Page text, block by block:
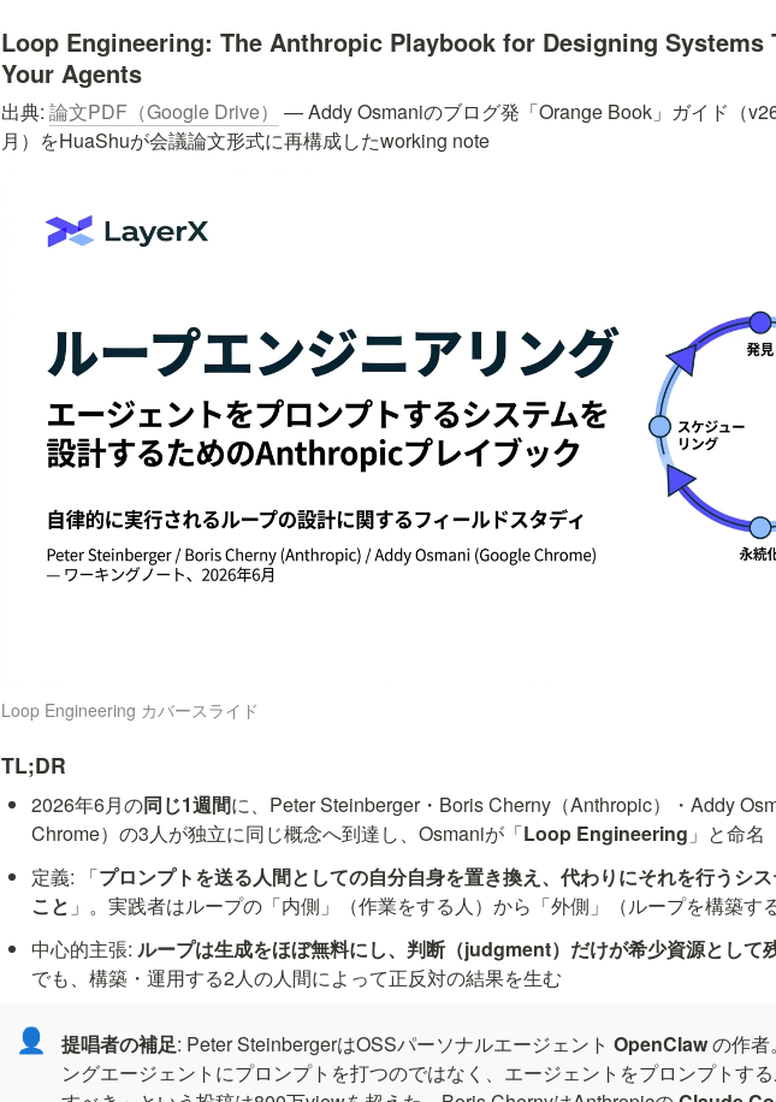
Loop Engineering: The Anthropic Playbook for Designing Systems
Your Agents
出典: 論文PDF（Google Drive）
— Addy Osmaniのブログ発「Orange Book」ガイド（
月）をHuaShuが会議論文形式に再構成したworking note
Loop Engineering カバースライド
TL;DR
2026年6月の同じ1週間に、Peter Steinberger・Boris Cherny（Anthropic）・Addy
Chrome）の3人が独立に同じ概念へ到達し、Osmaniが「Loop Engineering 」と命名
定義: 「プロンプトを送る人間としての自分自身を置き換え、代わりにそれを行うシ
こと 」。実践者はループの「内側」（作業をする人）から「外側」（ループを構築す
中心的主張: ループは生成をほぼ無料にし、判断（judgment）だけが希少資源として
でも、構築・運用する2人の人間によって正反対の結果を生む
👤 提唱者の補足: Peter SteinbergerはOSSパーソナルエージェント OpenClaw の作者
ングエージェントにプロンプトを打つのではなく、エージェントをプロンプトす